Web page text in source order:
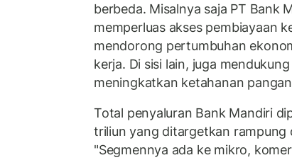
berbeda. Misalnya saja PT Bank
memperluas akses pembiayaan
mendorong pertumbuhan
kerja. Di sisi lain, juga
meningkatkan ketahanan
Total penyaluran Bank Mandiri
triliun yang ditargetkan rampung
"Segmennya ada ke mikro,